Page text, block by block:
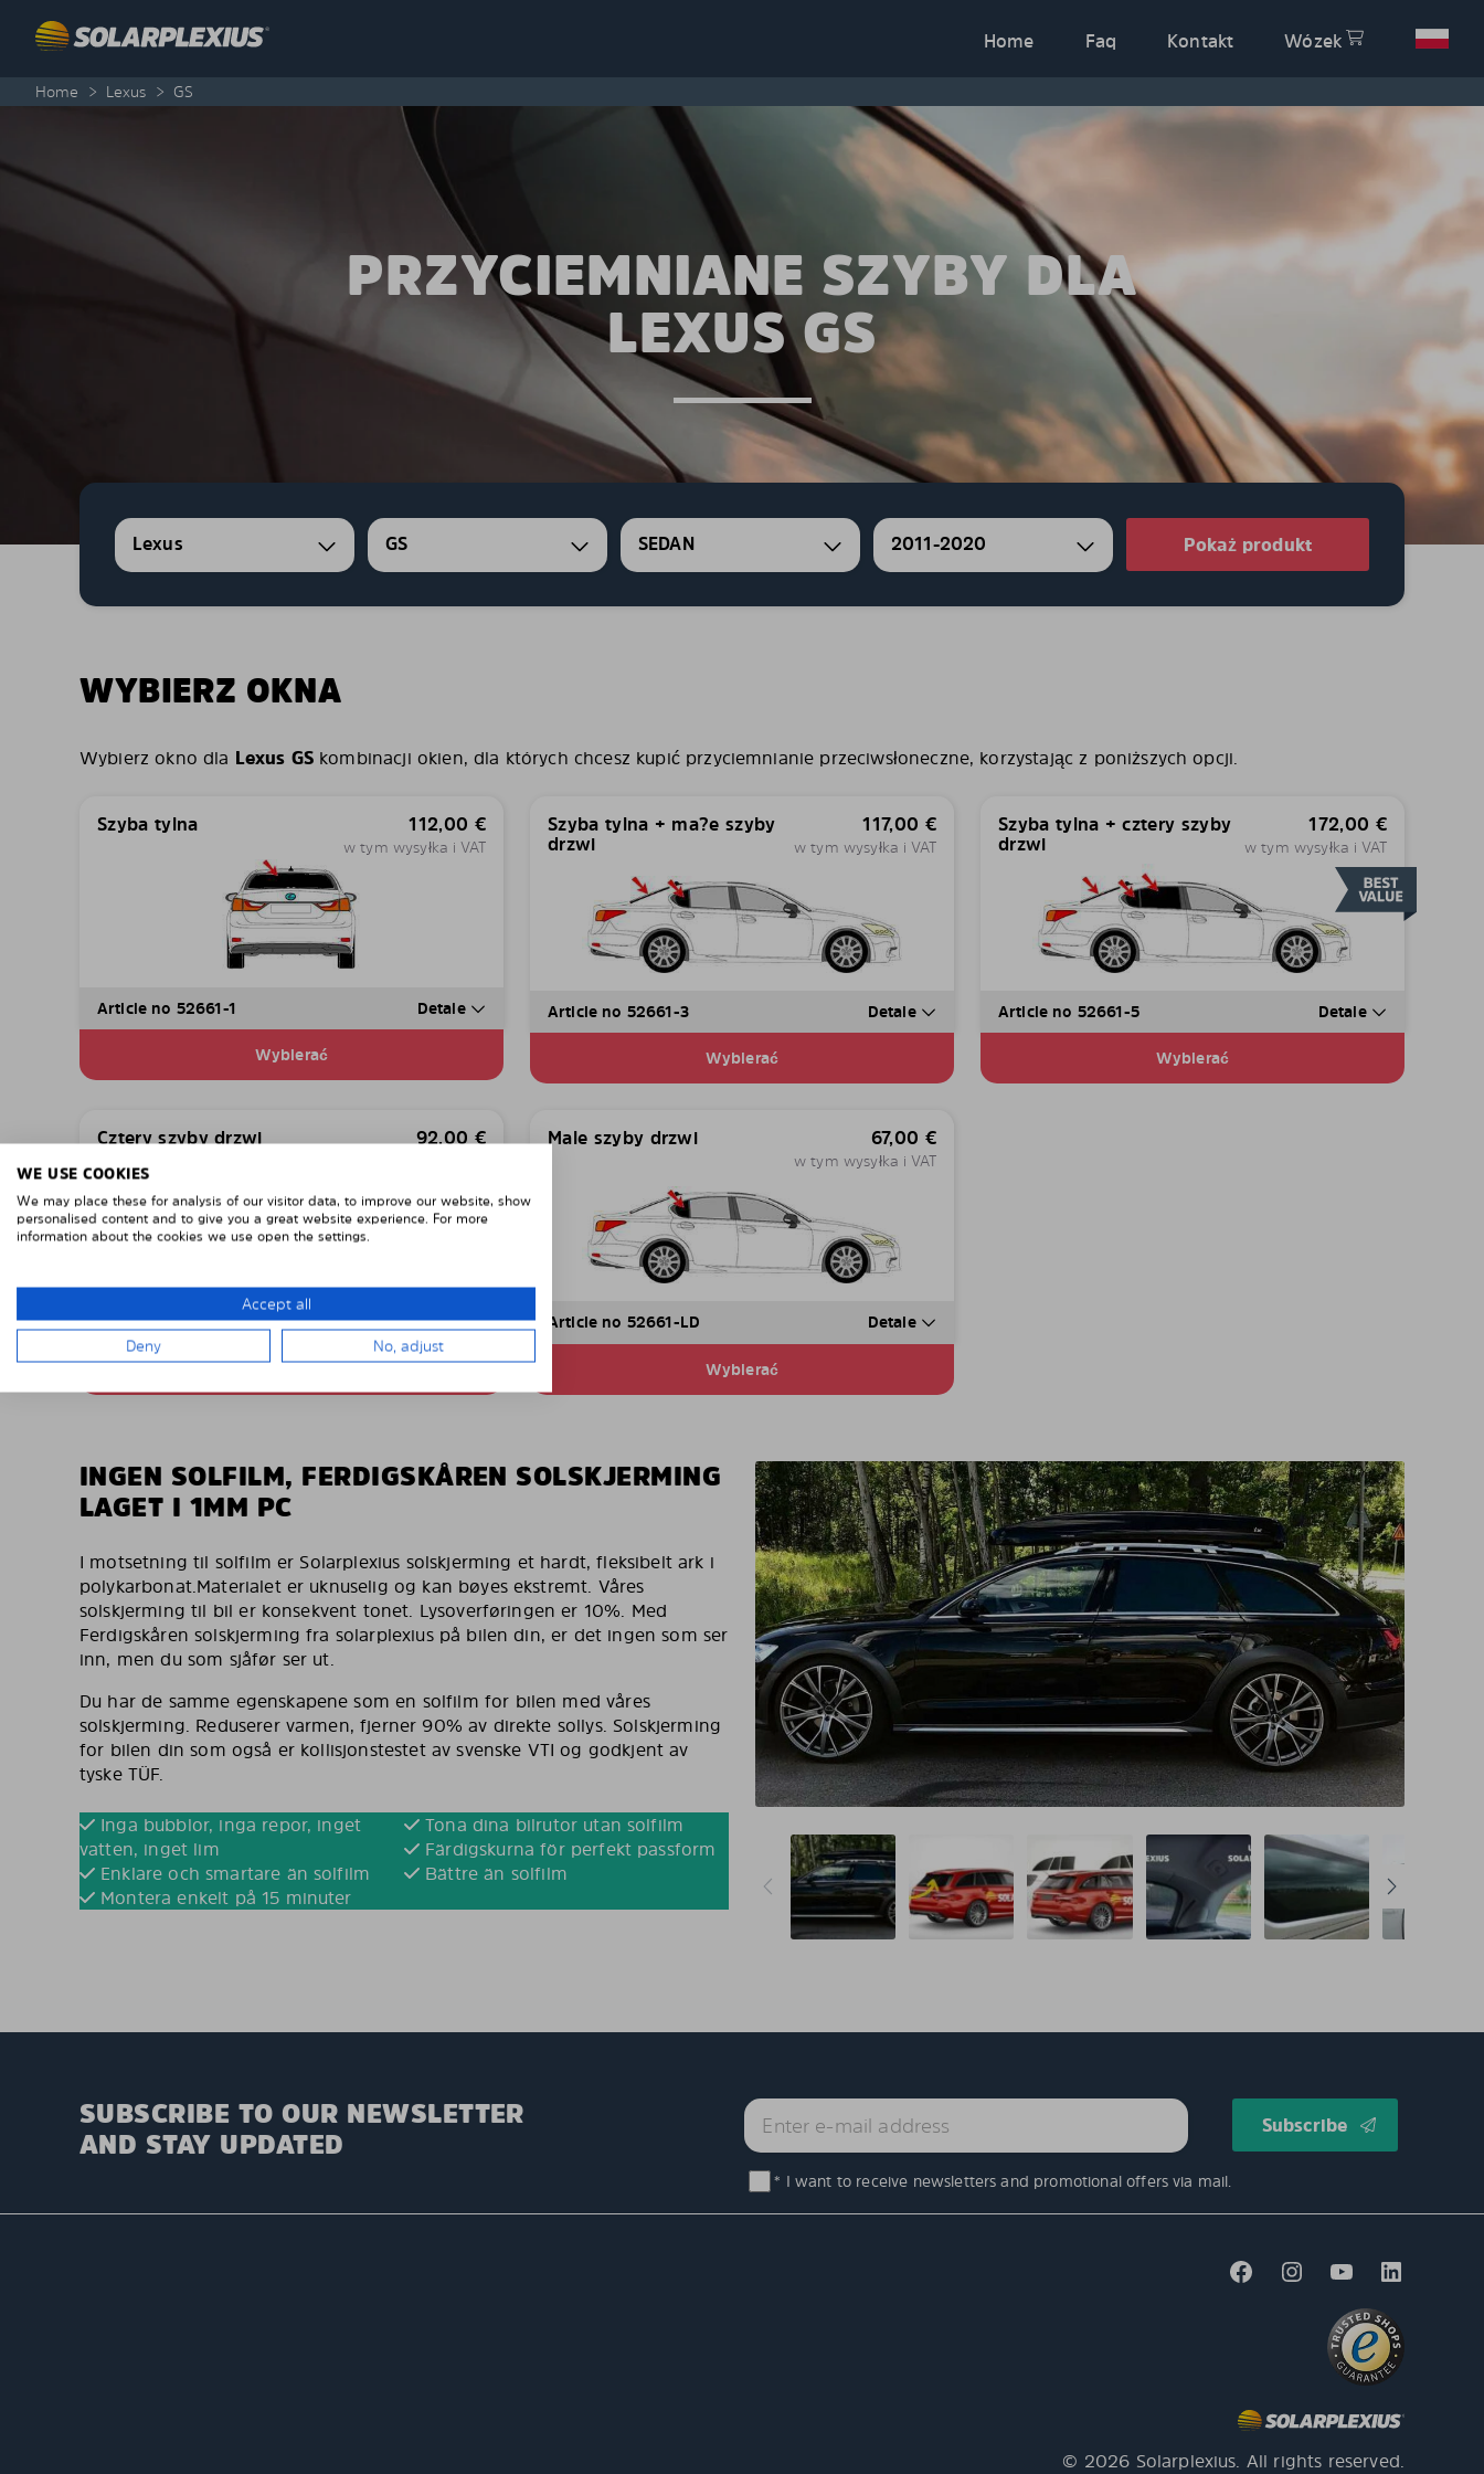
Home
Faq Kontakt Wózek
Home > Lexus > GS
PRZYCIEMNIANE SZYBY DLA
LEXUS GS
Lexus GS SEDAN 2011-2020 Pokaż produkt
WYBIERZ OKNA
Wybierz okno dla Lexus GS kombinacji okien, dla których chcesz kupić przyciemnianie przeciwsłoneczne, korzystając z poniższych opcji.
Szyba tylna 112,00 €
w tym wysyłka i VAT
Article no 52661-1 Detale
Wybierać
Szyba tylna + ma?e szyby
drzwi
117,00 €
w tym wysyłka i VAT
Article no 52661-3 Detale
Wybierać
Szyba tylna + cztery szyby
drzwi
172,00 €
w tym wysyłka i VAT
Article no 52661-5 Detale
Wybierać
Cztery szyby drzwi 92,00€
Article no 52661-D Detale
Wybierać
Male szyby drzwi 67,00 €
w tym wysyłka i VAT
Article no 52661-LD Detale
Wybierać
INGEN SOLFILM, FERDIGSKÅREN SOLSKJERMING
LAGET I 1MM PC
I motsetning til solfilm er Solarplexius solskjerming et hardt, fleksibelt ark i
polykarbonat.Materialet er uknuselig og kan bøyes ekstremt. Våres
solskjerming til bil er konsekvent tonet. Lysoverføringen er 10%. Med
Ferdigskåren solskjerming fra solarplexius på bilen din, er det ingen som ser
inn, men du som sjåfør ser ut.
Du har de samme egenskapene som en solfilm for bilen med våres
solskjerming. Reduserer varmen, fjerner 90% av direkte sollys. Solskjerming
for bilen din som også er kollisjonstestet av svenske VTI og godkjent av
tyske TÜF.
Inga bubblor, inga repor, inget
vatten, inget lim
Enklare och smartare än solfilm
Montera enkelt på 15 minuter
Tona dina bilrutor utan solfilm
Färdigskurna för perfekt passform
Bättre än solfilm
SUBSCRIBE TO OUR NEWSLETTER
AND STAY UPDATED
* I want to receive newsletters and promotional offers via mail.
© 2026 Solarplexius. All rights reserved.
WE USE COOKIES
We may place these for analysis of our visitor data, to improve our website, show
personalised content and to give you a great website experience. For more
information about the cookies we use open the settings.
Accept all
Deny No, adjust